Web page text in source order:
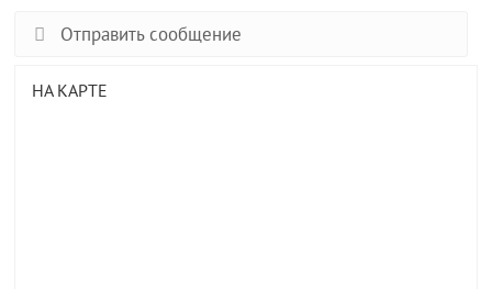
Отправить сообщение
НА КАРТЕ